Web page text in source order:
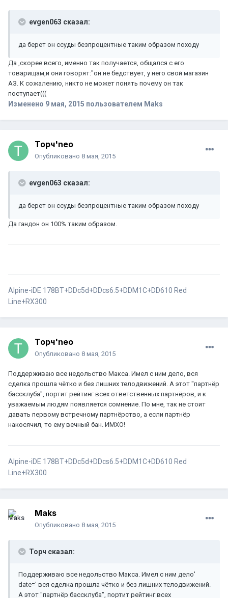
evgen063 сказал:
да берет он ссуды безпроцентные таким образом походу
Да ,скорее всего, именно так получается, общался с его
товарищам,и они говорят:"он не бедствует, у него свой магазин
АЗ. К сожалению, никто не может понять почему он так
поступает(((
Изменено 9 мая, 2015 пользователем Maks
Торч'neo
Опубликовано 8 мая, 2015
evgen063 сказал:
да берет он ссуды безпроцентные таким образом походу
Да гандон он 100% таким образом.
Alpine-iDE 178BT+DDc5d+DDcs6.5+DDM1C+DD610 Red
Line+RX300
Торч'neo
Опубликовано 8 мая, 2015
Поддерживаю все недольство Макса. Имел с ним дело, вся
сделка прошла чётко и без лишних телодвижений. А этот "партнёр
бассклуба", портит рейтинг всех ответственных партнёров, и к
уважаемым людям появляется сомнение. По мне, так не стоит
давать первому встречному партнёрство, а если партнёр
накосячил, то ему вечный бан. ИМХО!
Alpine-iDE 178BT+DDc5d+DDcs6.5+DDM1C+DD610 Red
Line+RX300
Maks
Опубликовано 8 мая, 2015
Торч сказал:
Поддерживаю все недольство Макса. Имел с ним дело'
date=' вся сделка прошла чётко и без лишних телодвижений.
А этот "партнёр бассклуба", портит рейтинг всех